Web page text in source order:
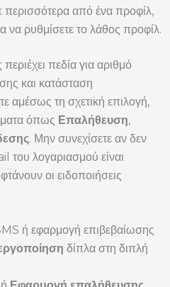
περισσότερα από ένα προφίλ,
να ρυθμίσετε το λάθος προφίλ.
πεδία για αριθμό
και κατάσταση
αμέσως τη σχετική επιλογή,
όπως Επαλήθευση,
. Μην συνεχίσετε αν δεν
του λογαριασμού είναι
οι ειδοποιήσεις
ή εφαρμογή επιβεβαίωσης
δίπλα στη διπλή